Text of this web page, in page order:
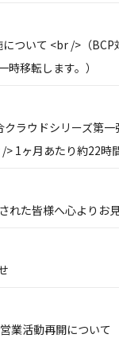
について <br />（
移転します。）
ラウドシリーズ第
> 1ヶ月あたり約22
た皆様へ心よりお
業活動再開について